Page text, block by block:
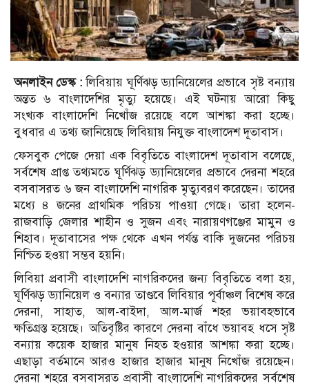
অনলাইন ডেস্ক :লিবিয়ায় ঘূর্ণিঝড় ড্যানিয়েলের প্রভাবে সৃষ্ট বন্যায়
অন্তত ৬ বাংলাদেশির মৃত্যু হয়েছে। এই ঘটনায় আরো কিছু
সংখ্যক বাংলাদেশি নিখোঁজ রয়েছে বলে আশঙ্কা করা হচ্ছে।
বুধবার এ তথ্য জানিয়েছে লিবিয়ায় নিযুক্ত বাংলাদেশ দূতাবাস।
ফেসবুক পেজে দেয়া এক বিবৃতিতে বাংলাদেশ দূতাবাস বলেছে,
সর্বশেষ প্রাপ্ত তথ্যমতে ঘূর্ণিঝড় ড্যানিয়েলের প্রভাবে দেরনা শহরে
বসবাসরত ৬ জন বাংলাদেশি নাগরিক মৃত্যুবরণ করেছেন। তাদের
মধ্যে ৪ জনের প্রাথমিক পরিচয় পাওয়া গেছে। তারা হলেন-
রাজবাড়ি জেলার শাহীন ও সুজন এবং নারায়ণগঞ্জের মামুন ও
শিহাব। দূতাবাসের পক্ষ থেকে এখন পর্যন্ত বাকি দুজনের পরিচয়
নিশ্চিত হওয়া সম্ভব হয়নি।
লিবিয়া প্রবাসী বাংলাদেশি নাগরিকদের জন্য বিবৃতিতে বলা হয়,
ঘূর্ণিঝড় ড্যানিয়েল ও বন্যার তাণ্ডবে লিবিয়ার পূর্বাঞ্চল বিশেষ করে
দেরনা, সাহাত, আল-বাইদা, আল-মার্জ শহর ভয়াবহভাবে
ক্ষতিগ্রস্ত হয়েছে। অতিবৃষ্টির কারণে দেরনা বাঁধে ভয়াবহ ধসে সৃষ্ট
বন্যায় কয়েক হাজার মানুষ নিহত হওয়ার আশঙ্কা করা হচ্ছে।
এছাড়া বর্তমানে আরও হাজার হাজার মানুষ নিখোঁজ রয়েছেন।
দেরনা শহরে বসবাসরত প্রবাসী বাংলাদেশি নাগরিকদের সর্বশেষ